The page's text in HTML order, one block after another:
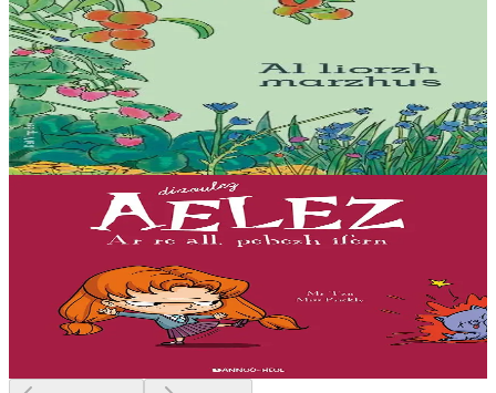
Al liorzh marzhus
Comment créer son potager ? Comment entretenir son jardin et
favoriser la biodiversité ? Des conseils jardinage initialement parus
dans la revue Ya!...
En stock18,00 €
L'enfer, c'est les autres
« Que ce soit pour faire enrager mes parents, torturer mon stupide
chat, lutter contre Jade et ses copines ou briser le coeur de
Geoffroy... j'ai toujours une idée intéressante !...